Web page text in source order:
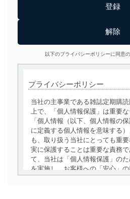
以下のプライバシーポリシーに同意
プライバシーポリシー
当社の主事業である雑誌定期購
上で、「個人情報保護」は重要
「個人情報（以下、個人情報の
に定義する個人情報を意味する
も、取り扱う当社にとっても重
実に保護することは重要な責務
て、当社は「個人情報保護」の
を実施し、お客様への「安心」